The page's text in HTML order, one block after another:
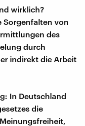
wirklich?
Sorgenfalten von
des
durch
indirekt die Arbeit
In Deutschland
die